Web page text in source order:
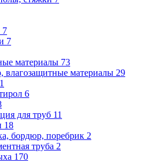
7
7
материалы 73
влагозащитные материалы 29
1
6
для труб 11
18
бордюр, поребрик 2
труба 2
170